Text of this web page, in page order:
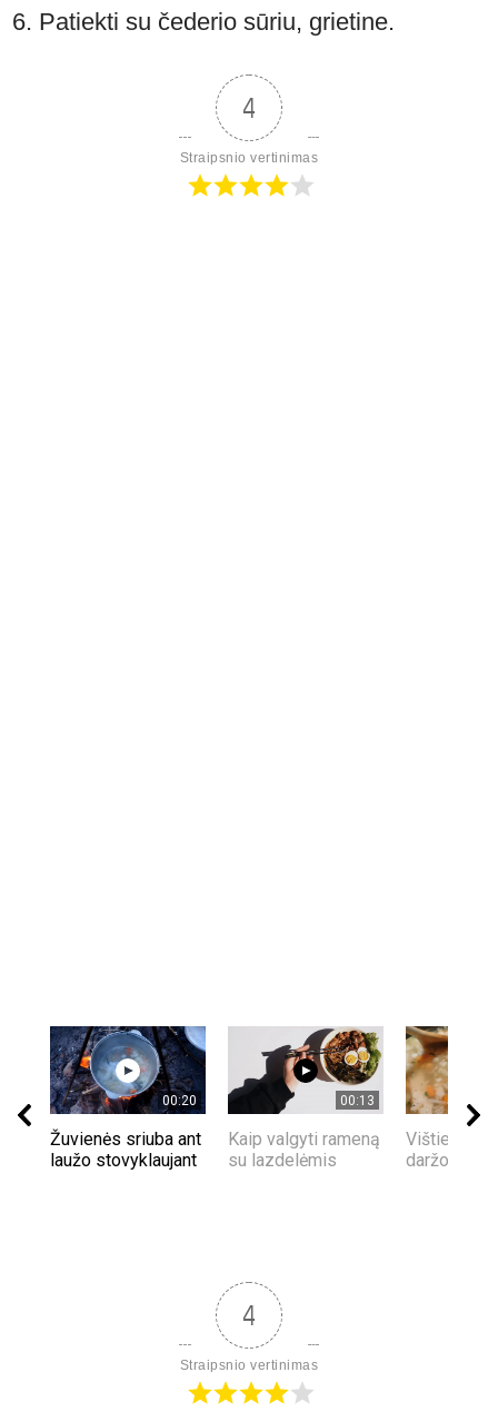
Patiekti su čederio sūriu, grietine.
4
Straipsnio vertinimas
00:20
Žuvienės sriuba ant
laužo stovyklaujant
00:13
Kaip valgyti rameną
su lazdelėmis
Vištienos
daržovėmis
4
Straipsnio vertinimas